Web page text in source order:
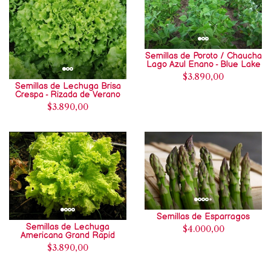
Semillas de Lechuga Brisa
Crespa - Rizada de Verano
$3.890,00
Semillas de Poroto / Chaucha
Lago Azul Enano - Blue Lake
$3.890,00
Semillas de Lechuga
Americana Grand Rapid
$3.890,00
Semillas de Esparragos
$4.000,00